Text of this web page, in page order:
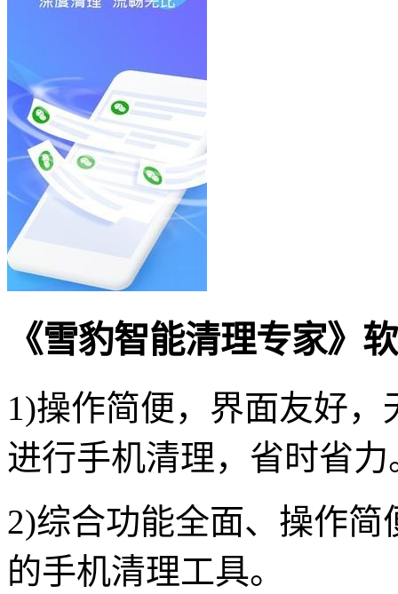
《雪豹智能清理专家》
1)操作简便，界面友好
进行手机清理，省时省力
2)综合功能全面、操作
的手机清理工具。